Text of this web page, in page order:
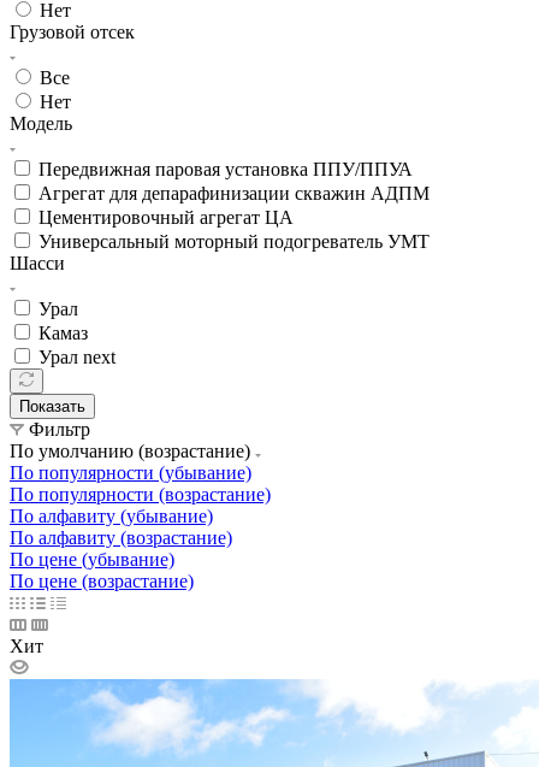
Нет
Грузовой отсек
Все
Нет
Модель
Передвижная паровая установка ППУ/ППУА
Агрегат для депарафинизации скважин АДПМ
Цементировочный агрегат ЦА
Универсальный моторный подогреватель УМТ
Шасси
Урал
Камаз
Урал next
Показать
Фильтр
По умолчанию (возрастание)
По популярности (убывание)
По популярности (возрастание)
По алфавиту (убывание)
По алфавиту (возрастание)
По цене (убывание)
По цене (возрастание)
Хит